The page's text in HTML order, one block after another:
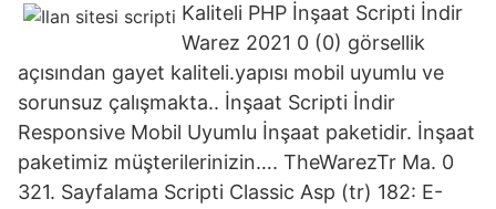
Kaliteli PHP İnşaat Scripti İndir
Warez 2021 0 (0) görsellik
açısından gayet kaliteli.yapısı mobil uyumlu ve
sorunsuz çalışmakta.. İnşaat Scripti İndir
Responsive Mobil Uyumlu İnşaat paketidir. İnşaat
paketimiz müşterilerinizin…. TheWarezTr Ma. 0
321. Sayfalama Scripti Classic Asp (tr) 182: E-